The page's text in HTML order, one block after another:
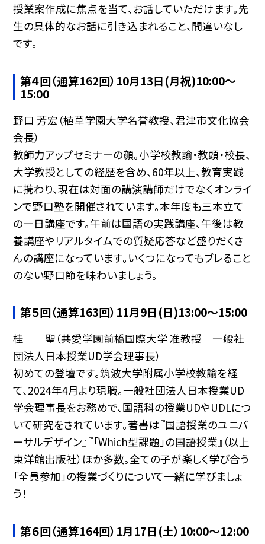
授業案作成に焦点を当て、お話していただけます。先
生の具体的なお話に引き込まれること、間違いなし
です。
第４回（通算162回）10月13日(月祝)10:00〜
15:00
野口 芳宏（植草学園大学名誉教授、君津市文化協会
会長）
教師力アップセミナーの顔。小学校教諭・教頭・校長、
大学教授としての経歴を含め、60年以上、教育実践
に携わり、現在は対面の講演講師だけでなくオンライ
ンで野口塾を開催されています。本年度も三本立て
の一日講座です。午前は国語の実践講座、午後は教
養講座やリアルタイムでの質疑応答など盛りだくさ
んの講座になっています。いくつになってもブレること
のない野口節を味わいましょう。
第５回（通算163回）11月9日(日)13:00〜15:00
桂 聖（共愛学園前橋国際大学 准教授 一般社
団法人日本授業UD学会理事長）
初めての登壇です。筑波大学附属小学校教諭を経
て、2024年4月より現職。一般社団法人日本授業UD
学会理事長をお務めで、国語科の授業UDやUDLにつ
いて研究をされています。著書は『国語授業のユニバ
ーサルデザイン』『「Which型課題」の国語授業』（以上
東洋館出版社）ほか多数。全ての子が楽しく学び合う
「全員参加」の授業づくりについて一緒に学びましょ
う！
第６回（通算164回）1月17日(土）10:00〜12:00